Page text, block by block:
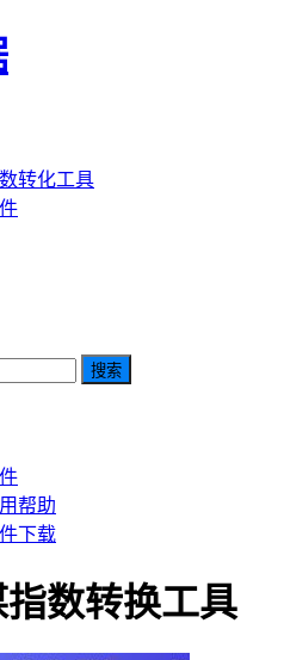
转化工具
搜索
帮助
下载
数转换工具